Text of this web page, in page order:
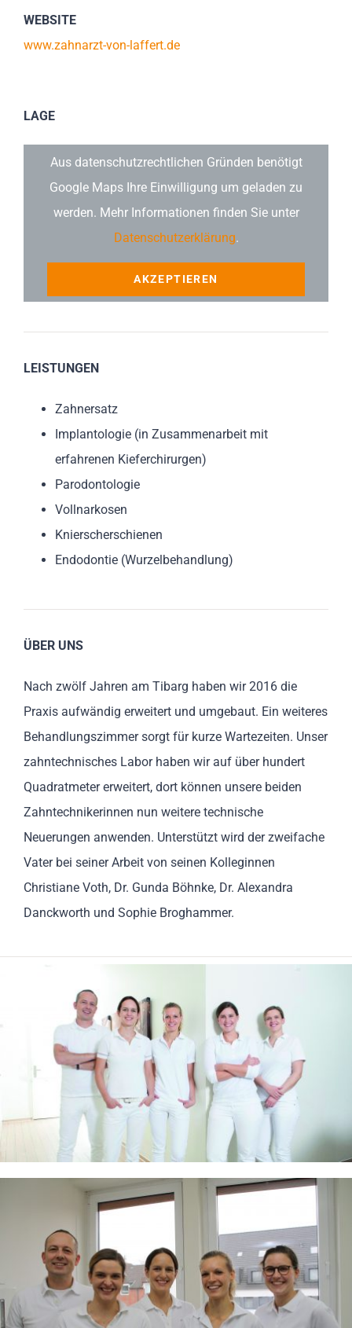
WEBSITE
www.zahnarzt-von-laffert.de
LAGE
Aus datenschutzrechtlichen Gründen benötigt
Google Maps Ihre Einwilligung um geladen zu
werden. Mehr Informationen finden Sie unter
Datenschutzerklärung.
AKZEPTIEREN
LEISTUNGEN
Zahnersatz
Implantologie (in Zusammenarbeit mit
erfahrenen Kieferchirurgen)
Parodontologie
Vollnarkosen
Knierscherschienen
Endodontie (Wurzelbehandlung)
ÜBER UNS
Nach zwölf Jahren am Tibarg haben wir 2016 die
Praxis aufwändig erweitert und umgebaut. Ein weiteres
Behandlungszimmer sorgt für kurze Wartezeiten. Unser
zahntechnisches Labor haben wir auf über hundert
Quadratmeter erweitert, dort können unsere beiden
Zahntechnikerinnen nun weitere technische
Neuerungen anwenden. Unterstützt wird der zweifache
Vater bei seiner Arbeit von seinen Kolleginnen
Christiane Voth, Dr. Gunda Böhnke, Dr. Alexandra
Danckworth und Sophie Broghammer.